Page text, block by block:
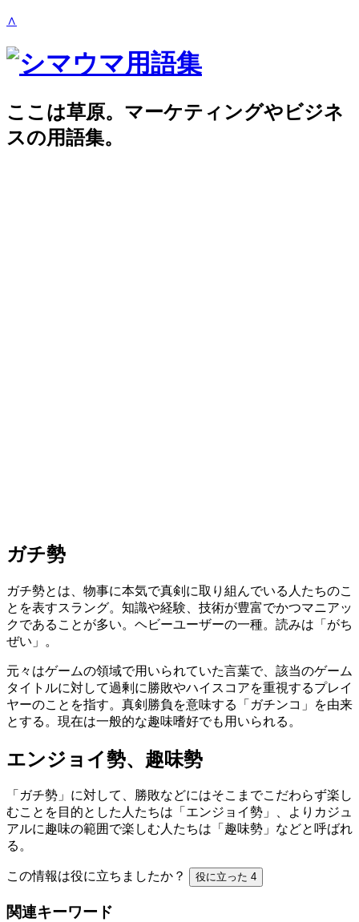
∧
ここは草原。マーケティングやビジネ
スの用語集。
ガチ勢
ガチ勢とは、物事に本気で真剣に取り組んでいる人たちのこ
とを表すスラング。知識や経験、技術が豊富でかつマニアッ
クであることが多い。ヘビーユーザーの一種。読みは「がち
ぜい」。
元々はゲームの領域で用いられていた言葉で、該当のゲーム
タイトルに対して過剰に勝敗やハイスコアを重視するプレイ
ヤーのことを指す。真剣勝負を意味する「ガチンコ」を由来
とする。現在は一般的な趣味嗜好でも用いられる。
エンジョイ勢、趣味勢
「ガチ勢」に対して、勝敗などにはそこまでこだわらず楽し
むことを目的とした人たちは「エンジョイ勢」、よりカジュ
アルに趣味の範囲で楽しむ人たちは「趣味勢」などと呼ばれ
る。
この情報は役に立ちましたか？ 役に立った 4
関連キーワード